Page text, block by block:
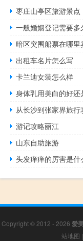
枣庄山亭区旅游景点
一般婚姻登记需要多
暗区突围船票在哪里
出租车名片怎么写
卡兰迪女装怎么样
身体乳用美白的好还
从长沙到张家界旅行
游记攻略丽江
山东自助旅游
头发痒痒的厉害是什
Copyright © 2012 - 2026 爱
站地图 |